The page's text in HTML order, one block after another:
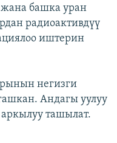
башка уран
радиоактивдүү
иштерин
негизги
Андагы уулуу
ташылат.